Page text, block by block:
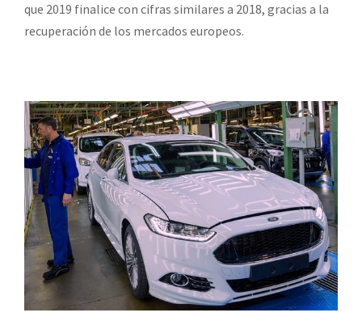
que 2019 finalice con cifras similares a 2018, gracias a la
recuperación de los mercados europeos.